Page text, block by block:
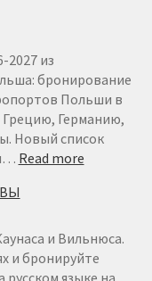
ОТ
€
29
2027 из
бронирование
Польши в
Германию,
Новый список
Read more:
и Вильнюса.
и бронируйте